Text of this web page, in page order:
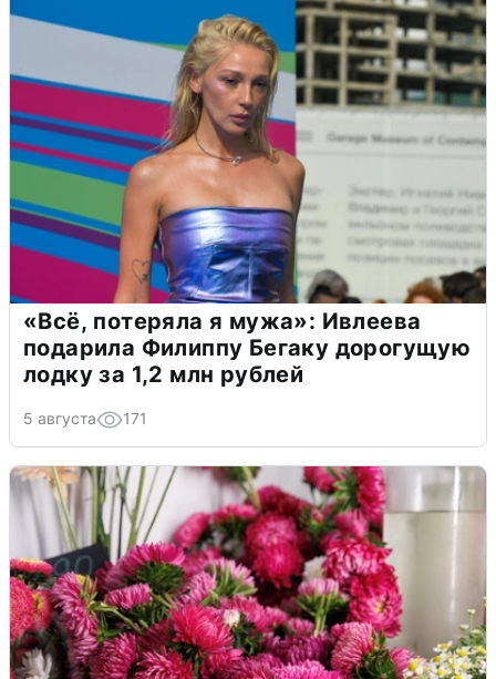
«Всё, потеряла я мужа»: Ивлеева
подарила Филиппу Бегаку дорогущую
лодку за 1,2 млн рублей
5 августа 171